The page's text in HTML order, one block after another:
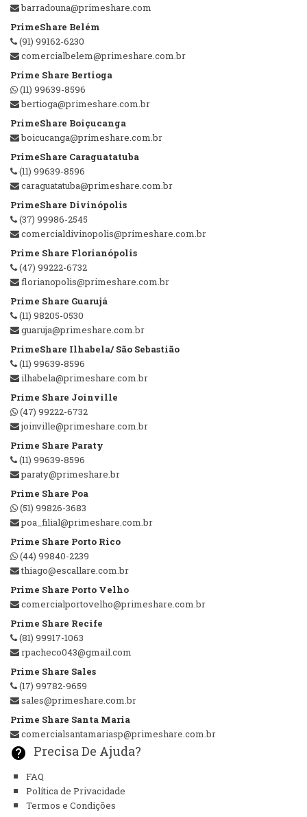
barradouna@primeshare.com
PrimeShare Belém
(91) 99162-6230
comercialbelem@primeshare.com.br
Prime Share Bertioga
(11) 99639-8596
bertioga@primeshare.com.br
PrimeShare Boiçucanga
boicucanga@primeshare.com.br
PrimeShare Caraguatatuba
(11) 99639-8596
caraguatatuba@primeshare.com.br
PrimeShare Divinópolis
(37) 99986-2545
comercialdivinopolis@primeshare.com.br
Prime Share Florianópolis
(47) 99222-6732
florianopolis@primeshare.com.br
Prime Share Guarujá
(11) 98205-0530
guaruja@primeshare.com.br
PrimeShare Ilhabela/ São Sebastião
(11) 99639-8596
ilhabela@primeshare.com.br
Prime Share Joinville
(47) 99222-6732
joinville@primeshare.com.br
Prime Share Paraty
(11) 99639-8596
paraty@primeshare.br
Prime Share Poa
(51) 99826-3683
poa_filial@primeshare.com.br
Prime Share Porto Rico
(44) 99840-2239
thiago@escallare.com.br
Prime Share Porto Velho
comercialportovelho@primeshare.com.br
Prime Share Recife
(81) 99917-1063
rpacheco043@gmail.com
Prime Share Sales
(17) 99782-9659
sales@primeshare.com.br
Prime Share Santa Maria
comercialsantamariasp@primeshare.com.br
help Precisa De Ajuda?
FAQ
Política de Privacidade
Termos e Condições